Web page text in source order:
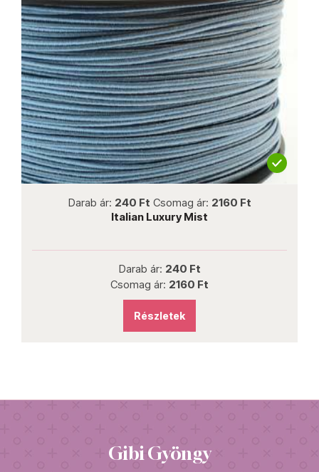
Darab ár: 240 Ft Csomag ár: 2160 Ft
Italian Luxury Mist
Darab ár: 240 Ft
Csomag ár: 2160 Ft
Részletek
Gibi Gyöngy